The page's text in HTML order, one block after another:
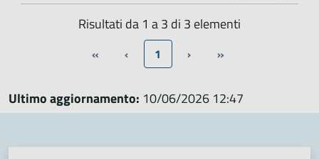
Risultati da 1 a 3 di 3 elementi
« ‹ 1 › »
Ultimo aggiornamento: 10/06/2026 12:47